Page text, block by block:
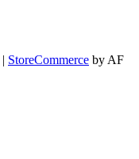
StoreCommerce by AF